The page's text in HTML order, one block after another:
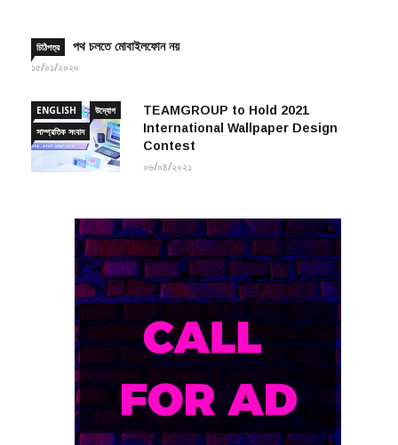
চিঠিপত্র পথ চলতে মোবাইলফোন নয়
ENGLISH
উদ্যোগ
সাম্প্রতিক সংবাদ
TEAMGROUP to Hold 2021
International Wallpaper Design
Contest